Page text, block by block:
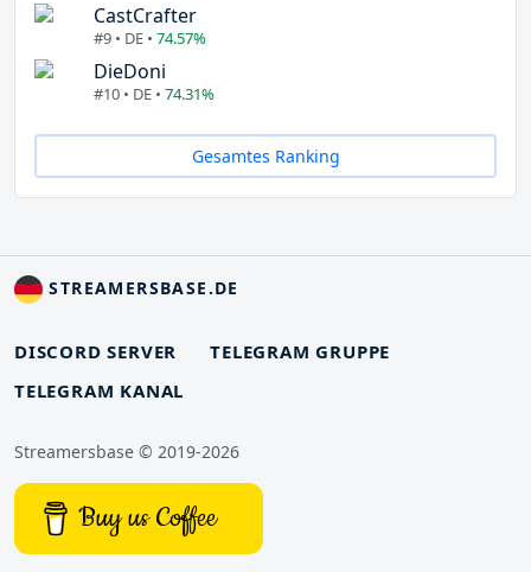
CastCrafter
#9 • DE • 74.57%
DieDoni
#10 • DE • 74.31%
Gesamtes Ranking
STREAMERSBASE.DE
DISCORD SERVER
TELEGRAM GRUPPE
TELEGRAM KANAL
Streamersbase © 2019-2026
Buy us Coffee